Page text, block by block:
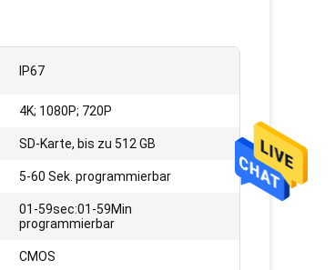
IP67
4K; 1080P; 720P
SD-Karte, bis zu 512 GB
5-60 Sek. programmierbar
01-59sec:01-59Min
programmierbar
CMOS